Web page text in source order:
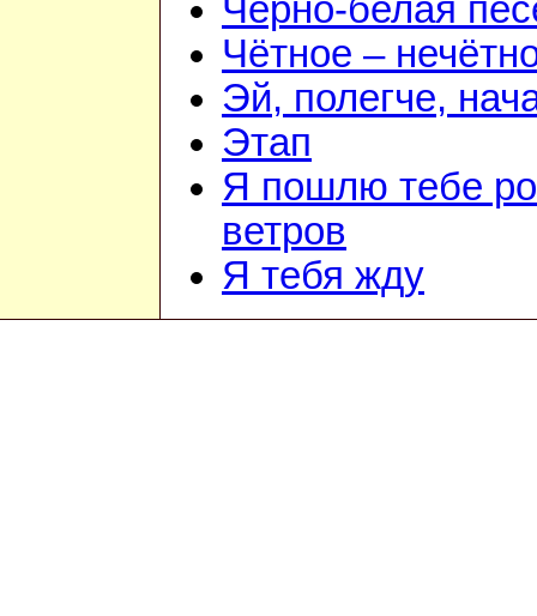
Чёрно-белая
Чётное –
Эй, полегче,
Этап
Я пошлю тебе
ветров
Я тебя жду